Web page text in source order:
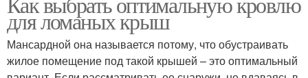
для ломаных крыш
Мансардной она называется потому, что обустраивать
жилое помещение под такой крышей – это оптимальный